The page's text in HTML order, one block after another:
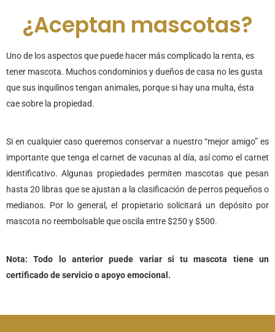
¿Aceptan mascotas?
Uno de los aspectos que puede hacer más complicado la renta, es
tener mascota. Muchos condominios y dueños de casa no les gusta
que sus inquilinos tengan animales, porque si hay una multa, ésta
cae sobre la propiedad.
Si en cualquier caso queremos conservar a nuestro “mejor amigo” es
importante que tenga el carnet de vacunas al día, así como el carnet
identificativo. Algunas propiedades permiten mascotas que pesan
hasta 20 libras que se ajustan a la clasificación de perros pequeños o
medianos. Por lo general, el propietario solicitará un depósito por
mascota no reembolsable que oscila entre $250 y $500.
Nota: Todo lo anterior puede variar si tu mascota tiene un
certificado de servicio o apoyo emocional.